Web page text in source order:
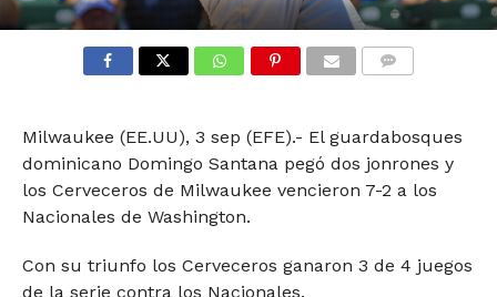
Milwaukee (EE.UU), 3 sep (EFE).- El guardabosques
dominicano Domingo Santana pegó dos jonrones y
los Cerveceros de Milwaukee vencieron 7-2 a los
Nacionales de Washington.
Con su triunfo los Cerveceros ganaron 3 de 4 juegos
de la serie contra los Nacionales.